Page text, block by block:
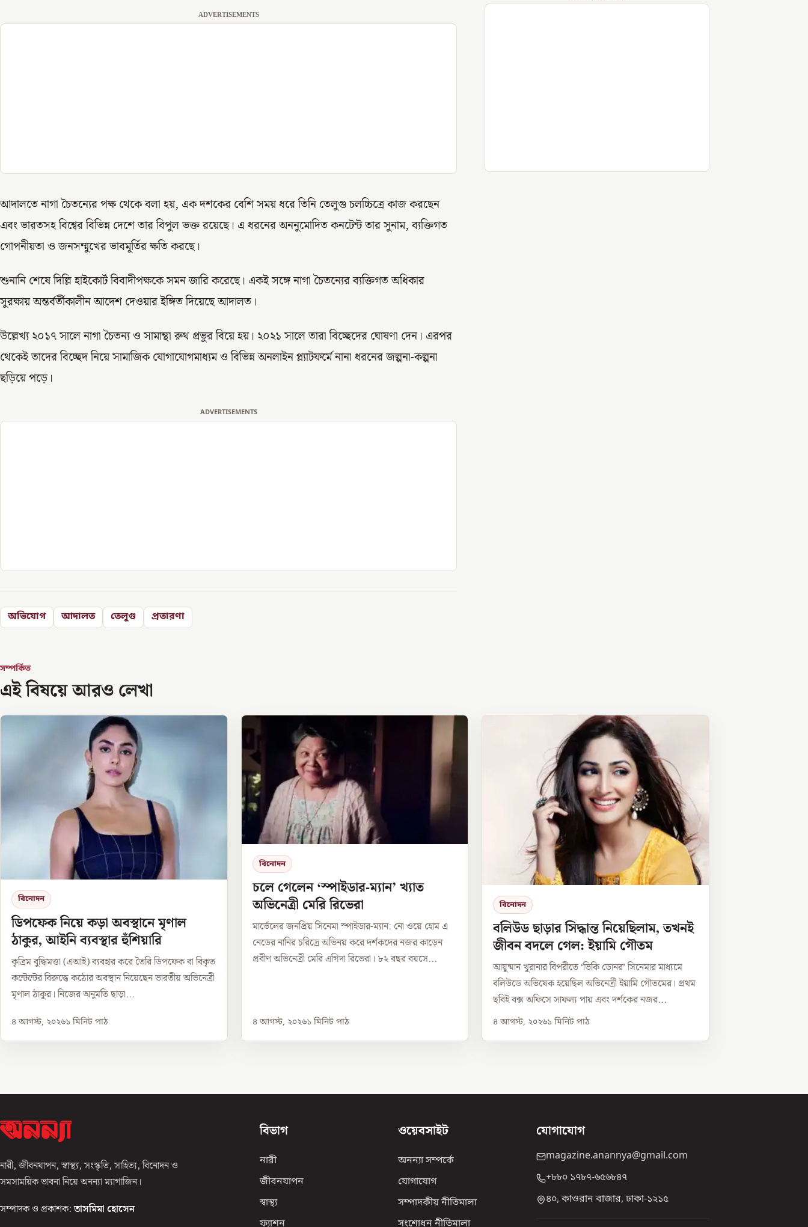
ADVERTISEMENTS
আদালতে নাগা চৈতন্যের পক্ষ থেকে বলা হয়, এক দশকের বেশি সময় ধরে তিনি তেলুগু চলচ্চিত্রে কাজ করছেন
এবং ভারতসহ বিশ্বের বিভিন্ন দেশে তার বিপুল ভক্ত রয়েছে। এ ধরনের অননুমোদিত কনটেন্ট তার সুনাম, ব্যক্তিগত
গোপনীয়তা ও জনসম্মুখের ভাবমূর্তির ক্ষতি করছে।
শুনানি শেষে দিল্লি হাইকোর্ট বিবাদীপক্ষকে সমন জারি করেছে। একই সঙ্গে নাগা চৈতন্যের ব্যক্তিগত অধিকার
সুরক্ষায় অন্তর্বর্তীকালীন আদেশ দেওয়ার ইঙ্গিত দিয়েছে আদালত।
উল্লেখ্য ২০১৭ সালে নাগা চৈতন্য ও সামান্থা রুথ প্রভুর বিয়ে হয়। ২০২১ সালে তারা বিচ্ছেদের ঘোষণা দেন। এরপর
থেকেই তাদের বিচ্ছেদ নিয়ে সামাজিক যোগাযোগমাধ্যম ও বিভিন্ন অনলাইন প্ল্যাটফর্মে নানা ধরনের জল্পনা-কল্পনা
ছড়িয়ে পড়ে।
ADVERTISEMENTS
অভিযোগ আদালত তেলুগু প্রতারণা
সম্পর্কিত
এই বিষয়ে আরও লেখা
বিনোদন
ডিপফেক নিয়ে কড়া অবস্থানে মৃণাল
ঠাকুর, আইনি ব্যবস্থার হুঁশিয়ারি
কৃত্রিম বুদ্ধিমত্তা (এআই) ব্যবহার করে তৈরি ডিপফেক বা বিকৃত
কন্টেন্টের বিরুদ্ধে কঠোর অবস্থান নিয়েছেন ভারতীয় অভিনেত্রী
মৃণাল ঠাকুর। নিজের অনুমতি ছাড়া...
৪ আগস্ট, ২০২৬১ মিনিট পাঠ
বিনোদন
চলে গেলেন ‘স্পাইডার-ম্যান’ খ্যাত
অভিনেত্রী মেরি রিভেরা
মার্ভেলের জনপ্রিয় সিনেমা স্পাইডার-ম্যান: নো ওয়ে হোম এ
নেডের নানির চরিত্রে অভিনয় করে দর্শকদের নজর কাড়েন
প্রবীণ অভিনেত্রী মেরি এগিদা রিভেরা। ৮২ বছর বয়সে...
৪ আগস্ট, ২০২৬১ মিনিট পাঠ
বিনোদন
বলিউড ছাড়ার সিদ্ধান্ত নিয়েছিলাম, তখনই
জীবন বদলে গেল: ইয়ামি গৌতম
আয়ুষ্মান খুরানার বিপরীতে ‘ভিকি ডোনর’ সিনেমার মাধ্যমে
বলিউডে অভিষেক হয়েছিল অভিনেত্রী ইয়ামি গৌতমের। প্রথম
ছবিই বক্স অফিসে সাফল্য পায় এবং দর্শকের নজর...
৪ আগস্ট, ২০২৬১ মিনিট পাঠ
নারী, জীবনযাপন, স্বাস্থ্য, সংস্কৃতি, সাহিত্য, বিনোদন ও
সমসাময়িক ভাবনা নিয়ে অনন্যা ম্যাগাজিন।
সম্পাদক ও প্রকাশক: তাসমিমা হোসেন
বিভাগ
নারী
জীবনযাপন
স্বাস্থ্য
ফ্যাশন
ওয়েবসাইট
অনন্যা সম্পর্কে
যোগাযোগ
সম্পাদকীয় নীতিমালা
সংশোধন নীতিমালা
যোগাযোগ
magazine.anannya@gmail.com
+৮৮০ ১৭৮৭-৬৫৬৮৪৭
৪০, কাওরান বাজার, ঢাকা-১২১৫